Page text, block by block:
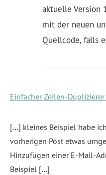
aktuelle Version
mit der neuen
Quellcode, falls
Einfacher Zeilen-
[…] kleines Beispiel habe
vorherigen Post etwas
Hinzufügen einer E-Mail-
Beispiel […]